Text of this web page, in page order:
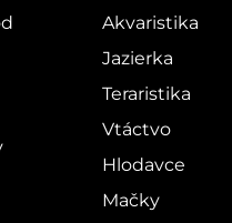
Akvaristika
Jazierka
Teraristika
Vtáctvo
Hlodavce
Mačky